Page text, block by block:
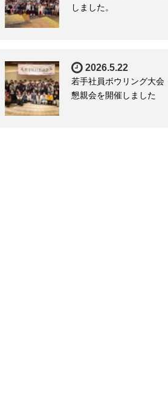
しました。
2026.5.22
若手社員ボウリング大会
懇親会を開催しました